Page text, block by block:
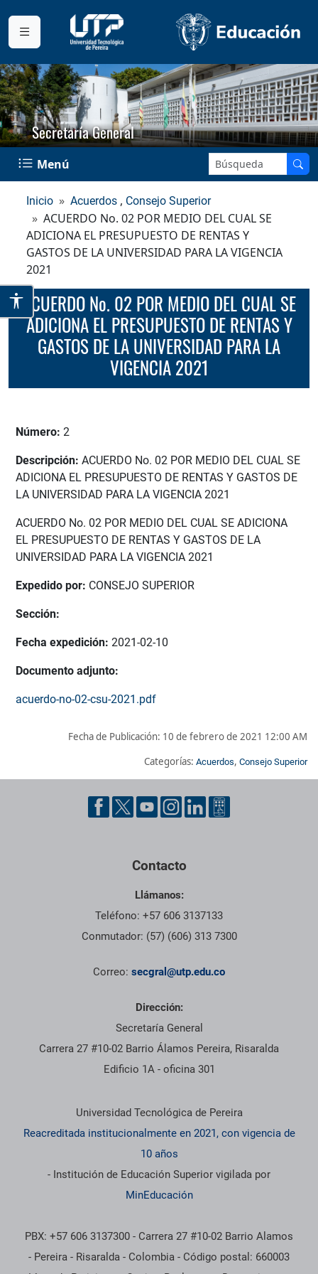
Secretaría General
Menú Buscar en el sitio:
Inicio Acuerdos , Consejo Superior
ACUERDO No. 02 POR MEDIO DEL CUAL SE
ADICIONA EL PRESUPUESTO DE RENTAS Y
GASTOS DE LA UNIVERSIDAD PARA LA VIGENCIA
2021
ACUERDO No. 02 POR MEDIO DEL CUAL SE
ADICIONA EL PRESUPUESTO DE RENTAS Y
GASTOS DE LA UNIVERSIDAD PARA LA
VIGENCIA 2021
Número: 2
Descripción: ACUERDO No. 02 POR MEDIO DEL CUAL SE
ADICIONA EL PRESUPUESTO DE RENTAS Y GASTOS DE
LA UNIVERSIDAD PARA LA VIGENCIA 2021
ACUERDO No. 02 POR MEDIO DEL CUAL SE ADICIONA
EL PRESUPUESTO DE RENTAS Y GASTOS DE LA
UNIVERSIDAD PARA LA VIGENCIA 2021
Expedido por: CONSEJO SUPERIOR
Sección:
Fecha expedición: 2021-02-10
Documento adjunto:
acuerdo-no-02-csu-2021.pdf
Fecha de Publicación: 10 de febrero de 2021 12:00 AM
Categorías: Acuerdos, Consejo Superior
Pie de página con información de contacto, redes sociales y
Contacto
Llámanos:
Teléfono: +57 606 3137133
Conmutador: (57) (606) 313 7300
Correo: secgral@utp.edu.co
Dirección:
Secretaría General
Carrera 27 #10-02 Barrio Álamos Pereira, Risaralda
Edificio 1A - oficina 301
Información institucional
Universidad Tecnológica de Pereira
Reacreditada institucionalmente en 2021, con vigencia de
10 años
- Institución de Educación Superior vigilada por
MinEducación
PBX: +57 606 3137300 - Carrera 27 #10-02 Barrio Alamos
- Pereira - Risaralda - Colombia - Código postal: 660003